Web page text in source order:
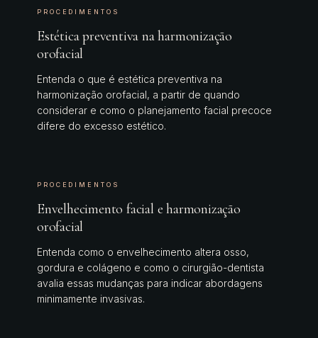
PROCEDIMENTOS
Estética preventiva na harmonização
orofacial
Entenda o que é estética preventiva na
harmonização orofacial, a partir de quando
considerar e como o planejamento facial precoce
difere do excesso estético.
PROCEDIMENTOS
Envelhecimento facial e harmonização
orofacial
Entenda como o envelhecimento altera osso,
gordura e colágeno e como o cirurgião-dentista
avalia essas mudanças para indicar abordagens
minimamente invasivas.